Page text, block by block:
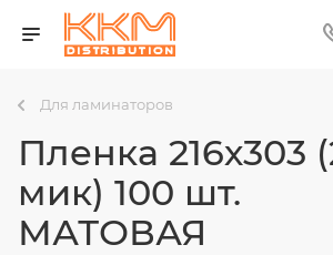
Для ламинаторов
Пленка 216х303
мик) 100 шт.
МАТОВАЯ